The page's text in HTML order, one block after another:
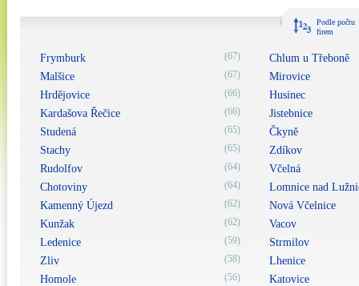
Podle počtu
firem
Frymburk (67)
Malšice (67)
Hrdějovice (66)
Kardašova Řečice (66)
Studená (65)
Stachy (65)
Rudolfov (64)
Chotoviny (64)
Kamenný Újezd (62)
Kunžak (62)
Ledenice (59)
Zliv (58)
Homole (56)
Chlum u Třeboně
Mirovice
Husinec
Jistebnice
Čkyně
Zdíkov
Včelná
Lomnice nad
Nová Včelnice
Vacov
Strmilov
Lhenice
Katovice